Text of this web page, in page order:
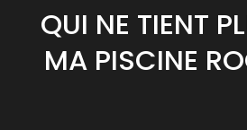
QUI NE TIENT
MA PISCINE